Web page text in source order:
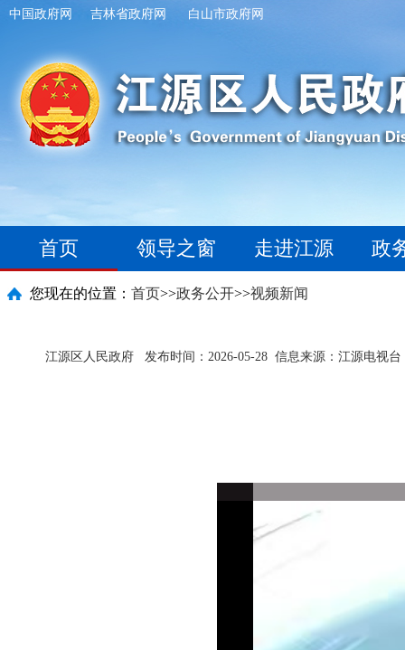
中国政府网 吉林省政府网 白山市政府网
首页 领导之窗 走进江源 政
您现在的位置： 首页>>政务公开>>视频新闻
江源区人民政府 发布时间：2026-05-28 信息来源：江源电视